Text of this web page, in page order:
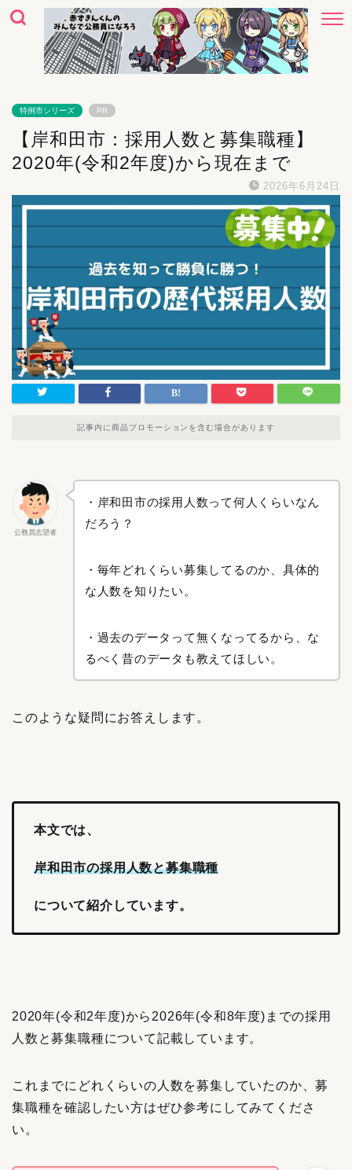
特例市シリーズ PR
【岸和田市：採用人数と募集職種】
2020年(令和2年度)から現在まで
2026年6月24日
記事内に商品プロモーションを含む場合があります
公務員志望者
・岸和田市の採用人数って何人くらいなん
だろう？
・毎年どれくらい募集してるのか、具体的
な人数を知りたい。
・過去のデータって無くなってるから、な
るべく昔のデータも教えてほしい。
このような疑問にお答えします。
本文では、
岸和田市の採用人数と募集職種
について紹介しています。
2020年(令和2年度)から2026年(令和8年度)までの採用
人数と募集職種について記載しています。
これまでにどれくらいの人数を募集していたのか、募
集職種を確認したい方はぜひ参考にしてみてくださ
い。